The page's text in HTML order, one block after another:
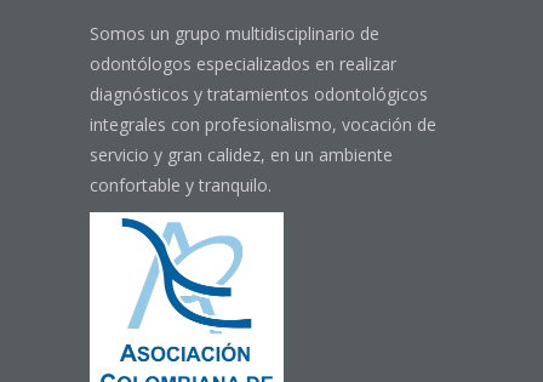
Somos un grupo multidisciplinario de
odontólogos especializados en realizar
diagnósticos y tratamientos odontológicos
integrales con profesionalismo, vocación de
servicio y gran calidez, en un ambiente
confortable y tranquilo.